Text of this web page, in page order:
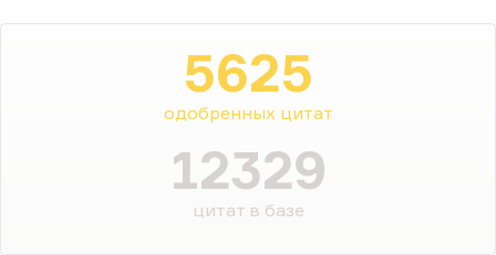
5625
одобренных цитат
12329
цитат в базе